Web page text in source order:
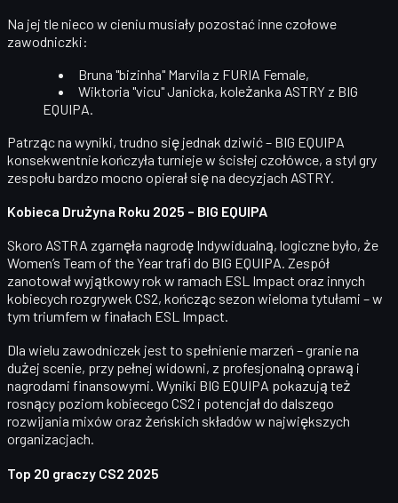
Na jej tle nieco w cieniu musiały pozostać inne czołowe
zawodniczki:
Bruna "bizinha" Marvila z FURIA Female,
Wiktoria "vicu" Janicka, koleżanka ASTRY z BIG
EQUIPA.
Patrząc na wyniki, trudno się jednak dziwić – BIG EQUIPA
konsekwentnie kończyła turnieje w ścisłej czołówce, a styl gry
zespołu bardzo mocno opierał się na decyzjach ASTRY.
Kobieca Drużyna Roku 2025 – BIG EQUIPA
Skoro ASTRA zgarnęła nagrodę Indywidualną, logiczne było, że
Women’s Team of the Yeartrafi do BIG EQUIPA. Zespół
zanotowałwyjątkowy rok w ramach ESL Impact oraz innych
kobiecych rozgrywek CS2, kończąc sezon wieloma tytułami – w
tym triumfem w finałach ESL Impact.
Dla wielu zawodniczek jest to spełnienie marzeń – granie na
dużej scenie, przy pełnej widowni, z profesjonalną oprawą i
nagrodami finansowymi. Wyniki BIG EQUIPA pokazują też
rosnący poziom kobiecego CS2 i potencjał do dalszego
rozwijania mixów oraz żeńskich składów w największych
organizacjach.
Top 20 graczy CS2 2025